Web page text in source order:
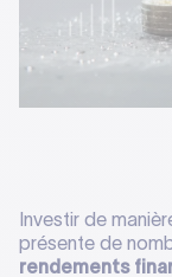
Investir de
présente de
rendements